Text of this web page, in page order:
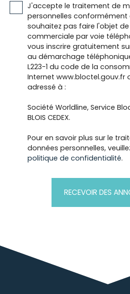
J'accepte le traitement de
personnelles conformément
souhaitez pas faire l'objet
commerciale par voie
vous inscrire gratuitement
au démarchage
L223-1 du code de la
Internet www.bloctel.gouv.fr
adressé à :
Société Worldline, Service
BLOIS CEDEX.
Pour en savoir plus sur le
données personnelles,
politique de confidentialité.
RECEVOIR DES